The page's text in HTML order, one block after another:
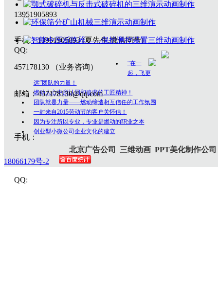
13951905893
手机：13951905893 (夏先生,微信同号)
QQ:
457178130 （业务咨询）
邮箱：457178130@qq.com
手机：
QQ:
“在一
起，飞更
远”团队的力量！
燃动人心中所认同和追求的工匠精神！
团队就是力量——燃动缔造相互信任的工作氛围
一封来自2015劳动节的客户关怀信！
因为专注所以专业，专业是燃动的职业之本
创业型小微公司企业文化的建立
北京广告公司 三维动画 PPT美化制作公司
18066179号-2